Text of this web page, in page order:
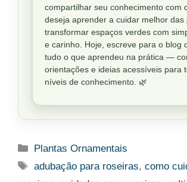
compartilhar seu conhecimento com
deseja aprender a cuidar melhor das
transformar espaços verdes com
e carinho. Hoje, escreve para o blog
tudo o que aprendeu na prática —
orientações e ideias acessíveis para
níveis de conhecimento. 🌿
Categorias
Plantas Ornamentais
Tags
adubação para roseiras,como